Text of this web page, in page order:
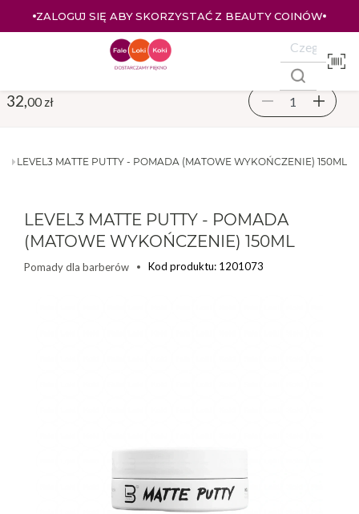
ZALOGUJ SIĘ ABY SKORZYSTAĆ Z BEAUTY COINÓW
LEVEL3 MATTE PUTTY - POMADA (MATOWE WYKOŃCZENIE) 150ML
LEVEL3 MATTE PUTTY - POMADA
(MATOWE WYKOŃCZENIE) 150ML
Pomady dla barberów Kod produktu: 1201073
32, 00 zł